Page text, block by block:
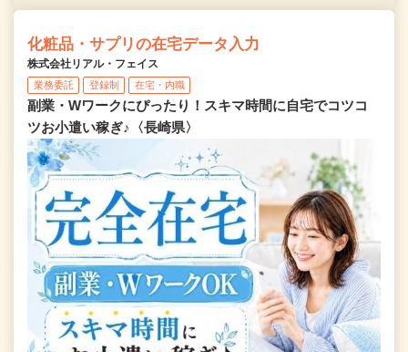
化粧品・サプリの在宅データ入力
株式会社リアル・フェイス
業務委託 登録制 在宅・内職
副業・Wワークにぴったり！スキマ時間に自宅でコツコ
ツお小遣い稼ぎ♪〈長崎県〉